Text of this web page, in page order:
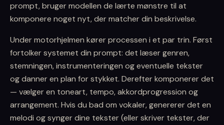
prompt, bruger modellen de lærte mønstre til at
komponere noget nyt, der matcher din beskrivelse.
Under motorhjelmen kører processen i et par trin. Først
fortolker systemet din prompt: det læser genren,
stemningen, instrumenteringen og eventuelle tekster
og danner en plan for stykket. Derefter komponerer det
— vælger en toneart, tempo, akkordprogression og
arrangement. Hvis du bad om vokaler, genererer det en
melodi og synger dine tekster (eller skriver tekster, der